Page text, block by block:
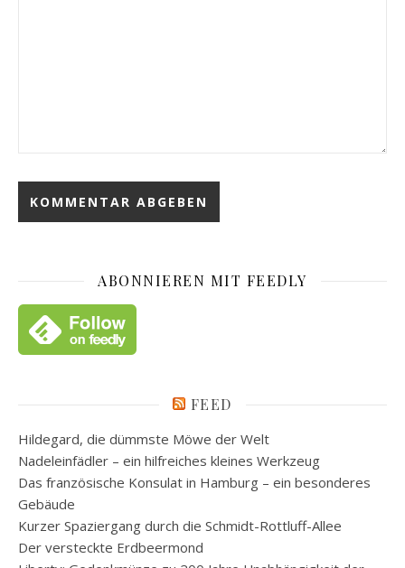
ABONNIEREN MIT FEEDLY
FEED
Hildegard, die dümmste Möwe der Welt
Nadeleinfädler – ein hilfreiches kleines Werkzeug
Das französische Konsulat in Hamburg – ein besonderes
Gebäude
Kurzer Spaziergang durch die Schmidt-Rottluff-Allee
Der versteckte Erdbeermond